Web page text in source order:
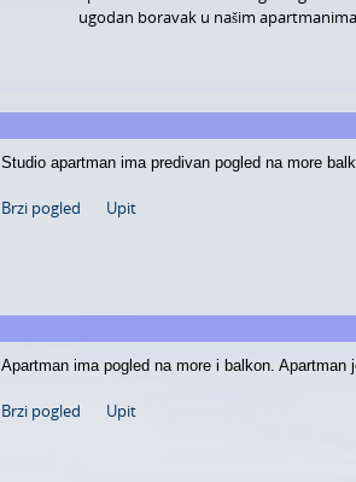
ugodan boravak u našim
Studio apartman ima predivan pogled na more
Brzi pogled Upit
Apartman ima pogled na more i balkon. Apartman
Brzi pogled Upit